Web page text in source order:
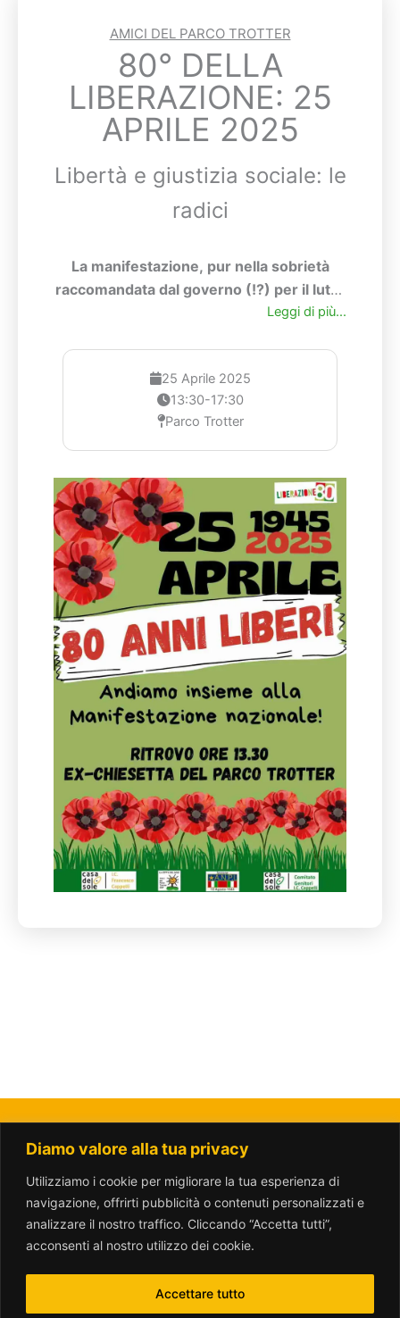
Diamo valore alla tua privacy
Utilizziamo i cookie per migliorare la tua esperienza di
navigazione, offrirti pubblicità o contenuti personalizzati e
analizzare il nostro traffico. Cliccando “Accetta tutti”,
acconsenti al nostro utilizzo dei cookie.
Accettare tutto
AMICI DEL PARCO TROTTER
80° DELLA
LIBERAZIONE: 25
APRILE 2025
Libertà e giustizia sociale: le
radici
La manifestazione, pur nella sobrietà
raccomandata dal governo (!?) per il lutto
nazionale, sarà festosa e allegra come si
Leggi di più...
25 Aprile 2025
13:30-17:30
Parco Trotter
La Città del Sole - Amici del Parco Trotter o.n.l.u.s.
amicitrotter@gmail.com